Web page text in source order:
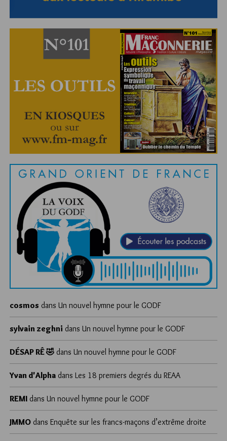
cosmos dans Un nouvel hymne pour le GODF
sylvain zeghni dans Un nouvel hymne pour le GODF
DÉSAP RÊ 🤣 dans Un nouvel hymne pour le GODF
Yvan d'Alpha dans Les 18 premiers degrés du REAA
REMI dans Un nouvel hymne pour le GODF
JMMO dans Enquête sur les francs-maçons d’extrême droite